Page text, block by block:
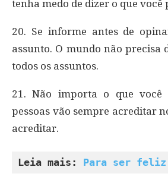
tenha medo de dizer o que você
20. Se informe antes de
assunto. O mundo não precisa
todos os assuntos.
21. Não importa o que você
pessoas vão sempre acreditar
acreditar.
Leia mais: Para ser